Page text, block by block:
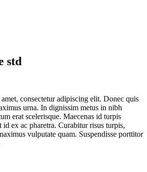
std
consectetur adipiscing elit. Donec quis
urna. In dignissim metus in nibh
erat scelerisque. Maecenas id turpis
id ex ac pharetra. Curabitur risus turpis,
vulputate quam. Suspendisse porttitor